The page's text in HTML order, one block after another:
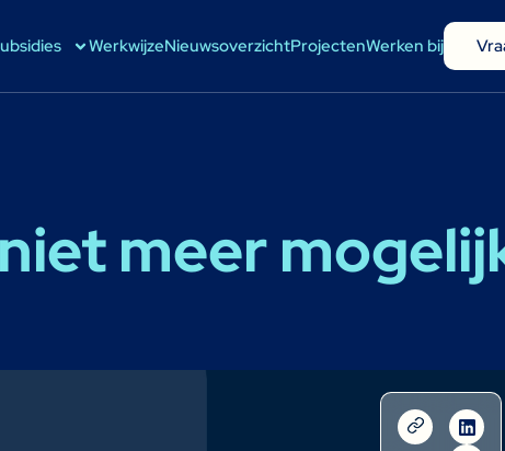
WerkwijzeNieuwsoverzichtProjectenWerken bij
meer